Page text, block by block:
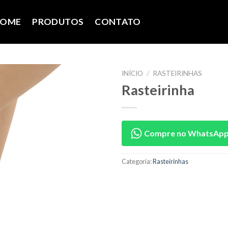
PRODUTOS CONTATO
INÍCIO / RASTEIRINHAS
Rasteirinha
Compre no
Categoria:Rasteirinhas